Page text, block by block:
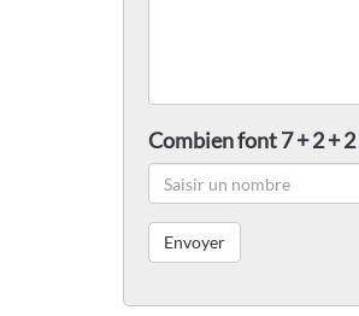
Combien font 7 + 2 + 2